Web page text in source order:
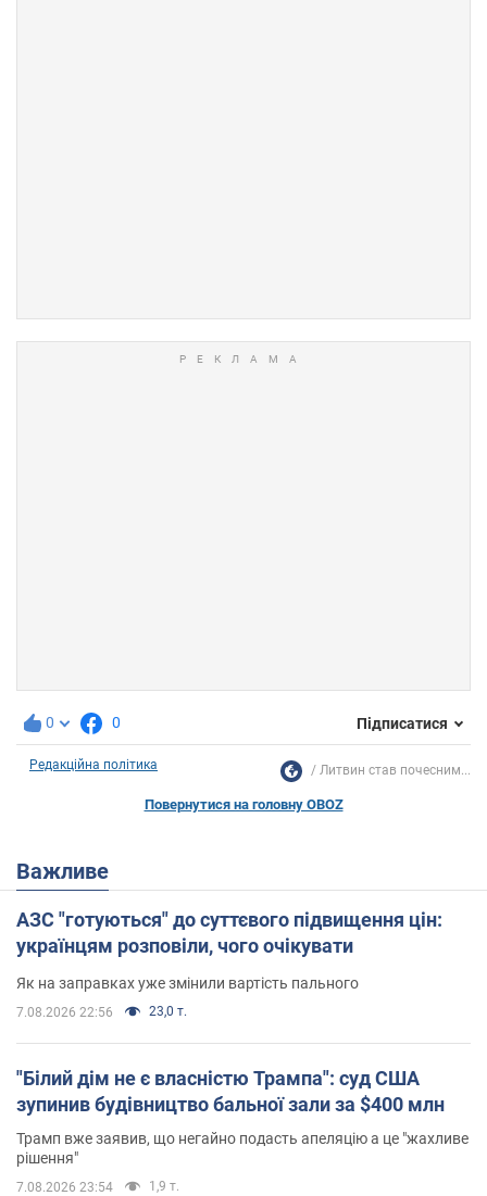
0 0 Підписатися
Редакційна політика Литвин став почесним...
Повернутися на головну OBOZ
Важливе
АЗС "готуються" до суттєвого підвищення цін:
українцям розповіли, чого очікувати
Як на заправках уже змінили вартість пального
7.08.2026 22:56 23,0 т.
"Білий дім не є власністю Трампа": суд США
зупинив будівництво бальної зали за $400 млн
Трамп вже заявив, що негайно подасть апеляцію а це "жахливе
рішення"
7.08.2026 23:54 1,9 т.